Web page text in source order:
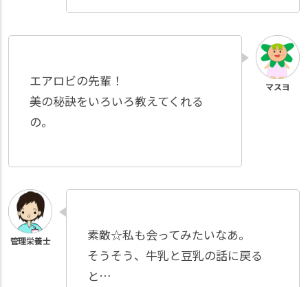
エアロビの先輩！
美の秘訣をいろいろ教えてくれる
の。
素敵☆私も会ってみたいなあ。
そうそう、牛乳と豆乳の話に戻る
と…